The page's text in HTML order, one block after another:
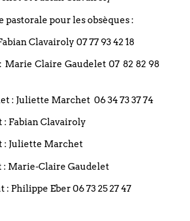
77 85
abonnez-vous !
pastorale pour les obsèques :
Clavairoly 07 77 93 42 18
Marie Claire Gaudelet 07 82 82 98
: Juliette Marchet 06 34 73 37 74
: Fabian Clavairoly
: Juliette Marchet
: Marie-Claire Gaudelet
: Philippe Eber 06 73 25 27 47